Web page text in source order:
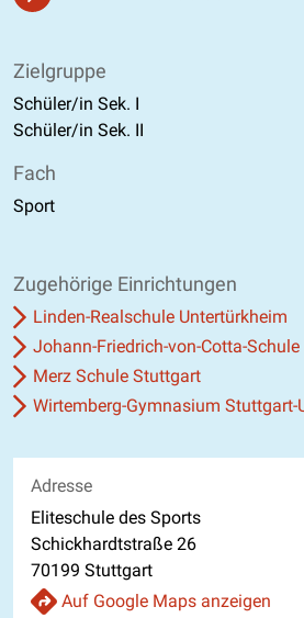
Zielgruppe
Schüler/in Sek. I
Schüler/in Sek. II
Fach
Sport
Zugehörige Einrichtungen
Linden-Realschule Untertürkheim
Johann-Friedrich-von-Cotta-Schule
Merz Schule Stuttgart
Wirtemberg-Gymnasium Stuttgart-
Adresse
Eliteschule des Sports
Schickhardtstraße 26
70199 Stuttgart
Auf Google Maps anzeigen